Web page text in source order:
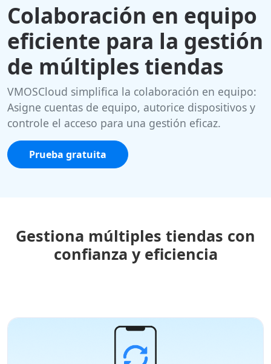
Colaboración en equipo
eficiente para la gestión
de múltiples tiendas
VMOSCloud simplifica la colaboración en equipo:
Asigne cuentas de equipo, autorice dispositivos y
controle el acceso para una gestión eficaz.
Prueba gratuita
Gestiona múltiples tiendas con
confianza y eficiencia